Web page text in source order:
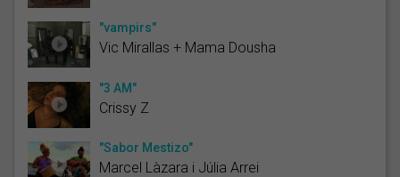
"vampirs"
Vic Mirallas + Mama Dousha
"3 AM"
Crissy Z
"Sabor Mestizo"
Marcel Làzara i Júlia Arrei